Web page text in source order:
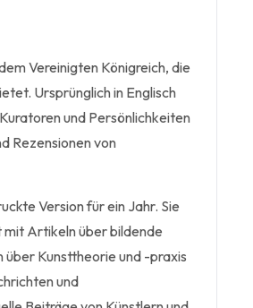
Vereinigten Königreich, die
Ursprünglich in Englisch
und Persönlichkeiten
Rezensionen von
Version für ein Jahr. Sie
Artikeln über bildende
über Kunsttheorie und -praxis
und